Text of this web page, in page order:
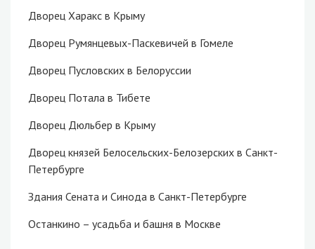
Дворец Харакс в Крыму
Дворец Румянцевых-Паскевичей в Гомеле
Дворец Пусловских в Белоруссии
Дворец Потала в Тибете
Дворец Дюльбер в Крыму
Дворец князей Белосельских-Белозерских в Санкт-
Петербурге
Здания Сената и Синода в Санкт-Петербурге
Останкино – усадьба и башня в Москве